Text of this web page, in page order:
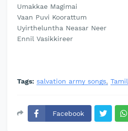
Umakkae Magimai
Vaan Puvi Koorattum
Uyirtheluntha Neasar Neer
Ennil Vasikkireer
Tags: salvation army songs Tamil
Facebook